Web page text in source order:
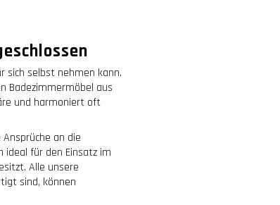
sich selbst nehmen kann.
Badezimmermöbel aus
und harmoniert oft
an die
ideal für den Einsatz im
Alle unsere
sind, können